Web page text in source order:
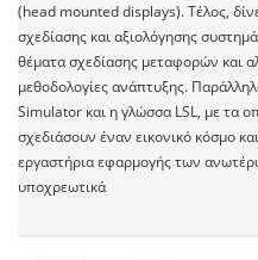
(head mounted displays). Τέλος,
σχεδίασης και αξιολόγησης
θέματα σχεδίασης μεταφορών και
μεθοδολογίες ανάπτυξης.
Simulator και η γλώσσα LSL, με τα
σχεδιάσουν έναν εικονικό κόσμο
εργαστήρια εφαρμογής των
υποχρεωτικά